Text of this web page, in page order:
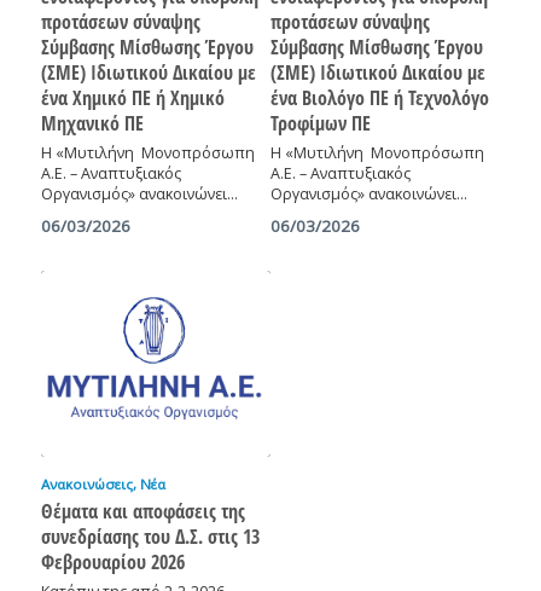
προτάσεων σύναψης
Σύμβασης Μίσθωσης Έργου
(ΣΜΕ) Ιδιωτικού Δικαίου με
ένα Χημικό ΠΕ ή Χημικό
Μηχανικό ΠΕ
Η «Μυτιλήνη Μονοπρόσωπη
Α.Ε. – Αναπτυξιακός
Οργανισμός» ανακοινώνει…
06/03/2026
προτάσεων σύναψης
Σύμβασης Μίσθωσης Έργου
(ΣΜΕ) Ιδιωτικού Δικαίου με
ένα Βιολόγο ΠΕ ή Τεχνολόγο
Τροφίμων ΠΕ
Η «Μυτιλήνη Μονοπρόσωπη
Α.Ε. – Αναπτυξιακός
Οργανισμός» ανακοινώνει…
06/03/2026
Ανακοινώσεις, Νέα
Θέματα και αποφάσεις της
συνεδρίασης του Δ.Σ. στις 13
Φεβρουαρίου 2026